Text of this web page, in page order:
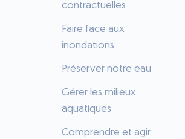
contractuelles
Faire face aux
inondations
Préserver notre eau
Gérer les milieux
aquatiques
Comprendre et agir